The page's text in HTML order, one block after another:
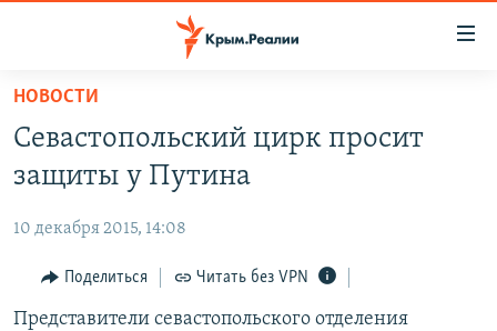
Вернуться
основному
содержанию
навигации
Вернутся
КАРТА ВОЕННЫХ ОБЪЕКТОВ КРЫМА
11 ЛЕТ ОККУПАЦИИ КРЫМА. 11 ИСТОРИЙ СОПРОТИВЛЕНИЯ
ИСТОРИЯ
ЕЩЕ
ИНТЕРАКТИВ
РАДІО СВОБОДА
НОВОСТИ
Севастопольский цирк просит
защиты у Путина
10 декабря 2015, 14:08
Поделиться Читать без VPN
Представители севастопольского отделения